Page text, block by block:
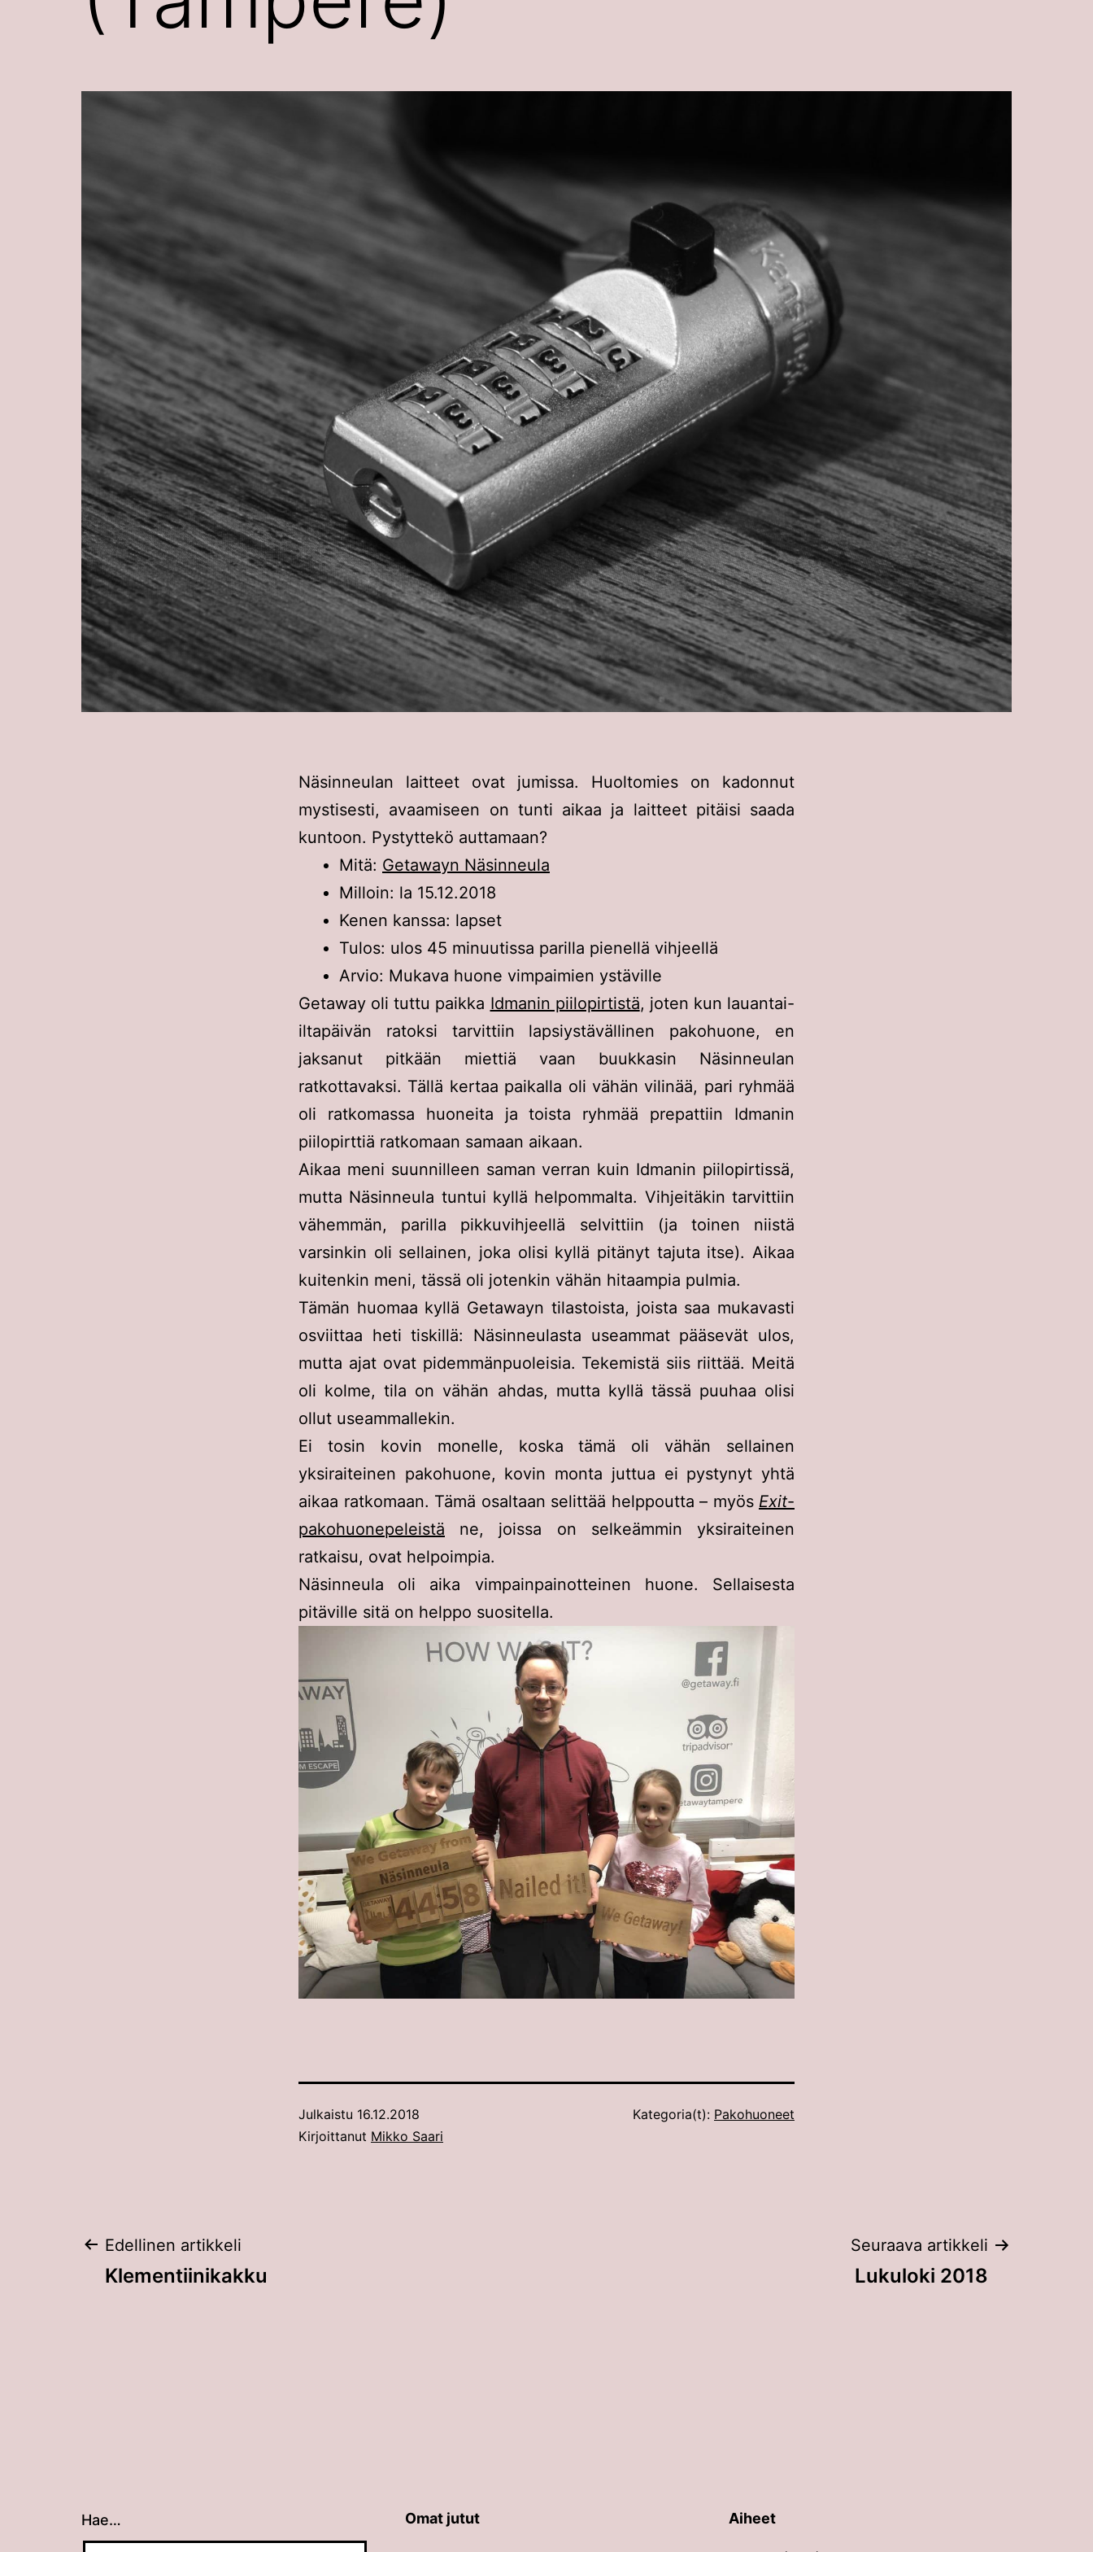
Näsinneulan laitteet ovat jumissa. Huoltomies on kadonnut
mystisesti, avaamiseen on tunti aikaa ja laitteet pitäisi saada
kuntoon. Pystyttekö auttamaan?
Mitä: Getawayn Näsinneula
Milloin: la 15.12.2018
Kenen kanssa: lapset
Tulos: ulos 45 minuutissa parilla pienellä vihjeellä
Arvio: Mukava huone vimpaimien ystäville
Getaway oli tuttu paikka Idmanin piilopirtistä, joten kun lauantai-
iltapäivän ratoksi tarvittiin lapsiystävällinen pakohuone, en
jaksanut pitkään miettiä vaan buukkasin Näsinneulan
ratkottavaksi. Tällä kertaa paikalla oli vähän vilinää, pari ryhmää
oli ratkomassa huoneita ja toista ryhmää prepattiin Idmanin
piilopirttiä ratkomaan samaan aikaan.
Aikaa meni suunnilleen saman verran kuin Idmanin piilopirtissä,
mutta Näsinneula tuntui kyllä helpommalta. Vihjeitäkin tarvittiin
vähemmän, parilla pikkuvihjeellä selvittiin (ja toinen niistä
varsinkin oli sellainen, joka olisi kyllä pitänyt tajuta itse). Aikaa
kuitenkin meni, tässä oli jotenkin vähän hitaampia pulmia.
Tämän huomaa kyllä Getawayn tilastoista, joista saa mukavasti
osviittaa heti tiskillä: Näsinneulasta useammat pääsevät ulos,
mutta ajat ovat pidemmänpuoleisia. Tekemistä siis riittää. Meitä
oli kolme, tila on vähän ahdas, mutta kyllä tässä puuhaa olisi
ollut useammallekin.
Ei tosin kovin monelle, koska tämä oli vähän sellainen
yksiraiteinen pakohuone, kovin monta juttua ei pystynyt yhtä
aikaa ratkomaan. Tämä osaltaan selittää helppoutta – myös Exit-
pakohuonepeleistä ne, joissa on selkeämmin yksiraiteinen
ratkaisu, ovat helpoimpia.
Näsinneula oli aika vimpainpainotteinen huone. Sellaisesta
pitäville sitä on helppo suositella.
Julkaistu 16.12.2018
Kirjoittanut Mikko Saari
Kategoria(t): Pakohuoneet
Artikkelien
Edellinen artikkeli
Klementiinikakku
Seuraava artikkeli
Lukuloki 2018
Hae…
Kun tuloksia tulee, voit selata niitä nuolinäppäimillä ylös ja alas ja siirtyä halutulle sivulle enterin painalluksella. Kosketusnäytöllisten laitteiden
Omat jutut Aiheet